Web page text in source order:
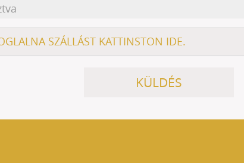
SZÁLLÁST KATTINSTON IDE.
KÜLDÉS